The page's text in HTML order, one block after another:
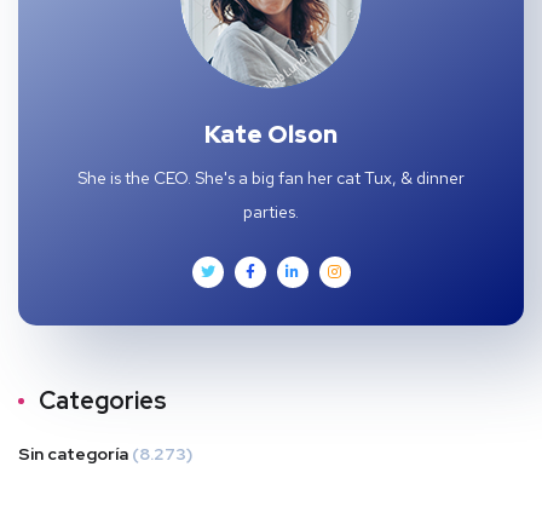
Kate Olson
She is the CEO. She's a big fan her cat Tux, & dinner
parties.
Categories
Sin categoría (8.273)